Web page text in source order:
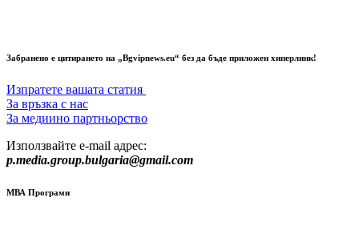
Забранено е цитирането на „Bgvipnews.eu“ без да бъде приложен хиперлинк!
Изпратете вашата статия
За връзка с нас
За медиино партньорство
Използвайте e-mail адрес:
p.media.group.bulgaria@gmail.com
МВА Програми